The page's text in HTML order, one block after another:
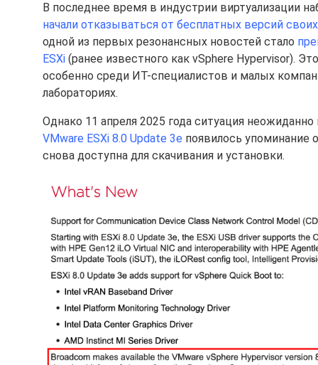
В последнее время в индустрии виртуализации
начали отказываться от бесплатных версий
одной из первых резонансных новостей стало
ESXi (ранее известного как vSphere Hypervisor).
особенно среди ИТ-специалистов и малых
лабораториях.
Однако 11 апреля 2025 года ситуация
VMware ESXi 8.0 Update 3e появилось упоминание
снова доступна для скачивания и установки.